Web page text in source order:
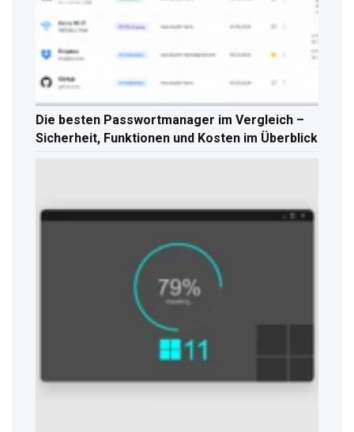
Die besten Passwortmanager im Vergleich –
Sicherheit, Funktionen und Kosten im Überblick